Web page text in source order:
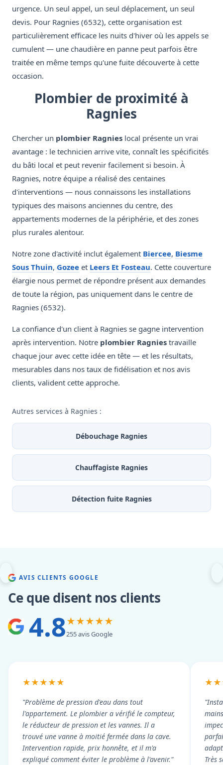
urgence. Un seul appel, un seul déplacement, un seul
devis. Pour Ragnies (6532), cette organisation est
particulièrement efficace les nuits d'hiver où les appels se
cumulent — une chaudière en panne peut parfois être
traitée en même temps qu'une fuite découverte à cette
occasion.
Plombier de proximité à
Ragnies
Chercher un plombier Ragnies local présente un vrai
avantage : le technicien arrive vite, connaît les spécificités
du bâti local et peut revenir facilement si besoin. À
Ragnies, notre équipe a réalisé des centaines
d'interventions — nous connaissons les installations
typiques des maisons anciennes du centre, des
appartements modernes de la périphérie, et des zones
plus rurales alentour.
Notre zone d'activité inclut également Biercee, Biesme
Sous Thuin, Gozee et Leers Et Fosteau. Cette couverture
élargie nous permet de répondre présent aux demandes
de toute la région, pas uniquement dans le centre de
Ragnies (6532).
La confiance d'un client à Ragnies se gagne intervention
après intervention. Notre plombier Ragnies travaille
chaque jour avec cette idée en tête — et les résultats,
mesurables dans nos taux de fidélisation et nos avis
clients, valident cette approche.
Autres services à Ragnies :
Débouchage Ragnies
Chauffagiste Ragnies
Détection fuite Ragnies
AVIS CLIENTS GOOGLE
Ce que disent nos clients
4.8★★★★★
255 avis Google
★★★★★
"Problème de pression d'eau dans tout
l'appartement. Le plombier a vérifié le compteur,
le réducteur de pression et les vannes. Il a
trouvé une vanne à moitié fermée dans la cave.
Intervention rapide, prix honnête, et il m'a
expliqué comment éviter le problème à l'avenir."
Très